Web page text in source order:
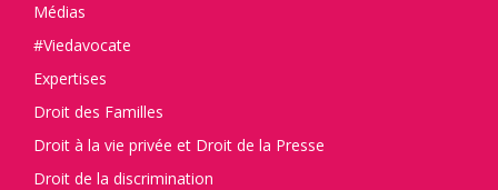
Médias
#Viedavocate
Expertises
Droit des Familles
Droit à la vie privée et Droit de la Presse
Droit de la discrimination